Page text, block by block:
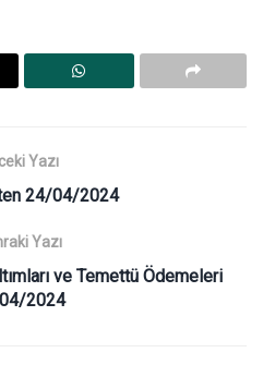
Yazı
24/04/2024
Yazı
ve Temettü Ödemeleri
2024